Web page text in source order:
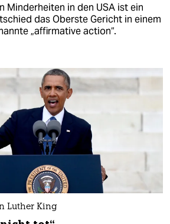
Minderheiten in den USA ist ein
das Oberste Gericht in einem
„affirmative action“.
Luther King